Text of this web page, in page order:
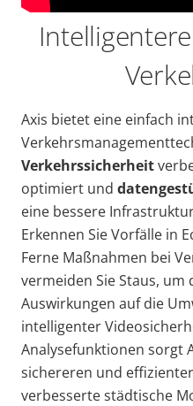
Axis bietet eine einfach
Verkehrssicherheit
optimiert und
eine bessere
Erkennen Sie Vorfälle in
Ferne Maßnahmen bei
vermeiden Sie Staus, um
Auswirkungen auf die
intelligenter
Analysefunktionen sorgt
sichereren und
verbesserte städtische